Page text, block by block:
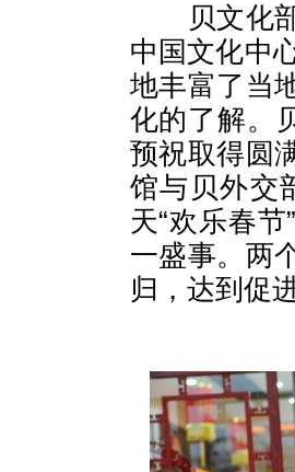
贝文化
中国文化中
地丰富了当
化的了解。
预祝取得圆
馆与贝外交
天“欢乐春
一盛事。两
归，达到促